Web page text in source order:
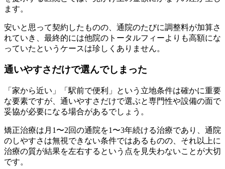
ます。
安いと思って契約したものの、通院のたびに調整料が加算さ
れていき、最終的には他院のトータルフィーよりも高額にな
っていたというケースは珍しくありません。
通いやすさだけで選んでしまった
「家から近い」「駅前で便利」という立地条件は確かに重要
な要素ですが、通いやすさだけで選ぶと専門性や設備の面で
妥協が必要になる場合があるでしょう。
矯正治療は月1〜2回の通院を1〜3年続ける治療であり、通院
のしやすさは無視できない条件ではあるものの、それ以上に
治療の質が結果を左右するという点を見失わないことが大切
です。